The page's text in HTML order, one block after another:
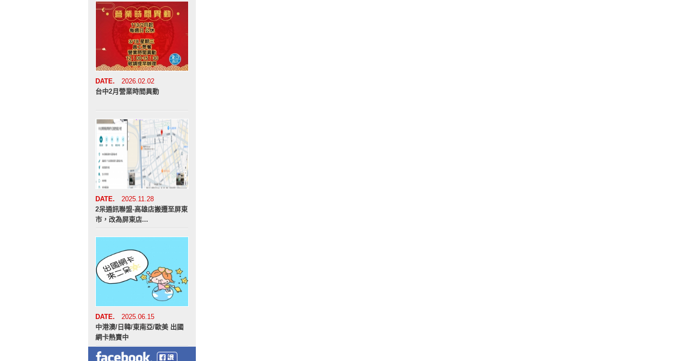
DATE. 2026.02.02
台中2月營業時間異動
DATE. 2025.11.28
2呆通訊聯盟-高雄店搬遷至屏東
市，改為屏東店...
DATE. 2025.06.15
中港澳/日韓/東南亞/歐美 出國
網卡熱賣中